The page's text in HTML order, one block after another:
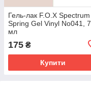
Гель-лак F.O.X Spectrum
Spring Gel Vinyl No041, 7
мл
175 ₴
Купити